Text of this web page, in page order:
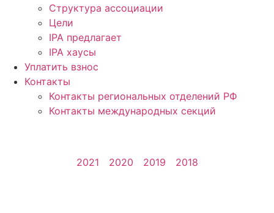
Структура ассоциации
Цели
IPA предлагает
IPA хаусы
Уплатить взнос
Контакты
Контакты региональных отделений РФ
Контакты международных секций
2021 2020 2019 2018